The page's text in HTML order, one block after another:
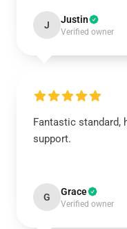
J Justin
Verified owner
Fantastic standard,
support.
G Grace
Verified owner